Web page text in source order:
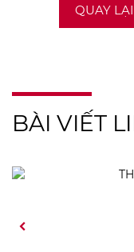
QUAY
BÀI VIẾT